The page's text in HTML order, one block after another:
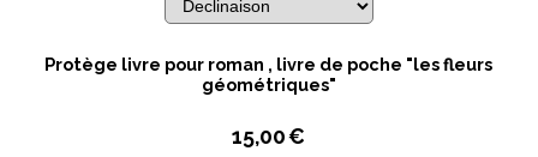
Protège livre pour roman , livre de poche "les fleurs
géométriques"
15,00€